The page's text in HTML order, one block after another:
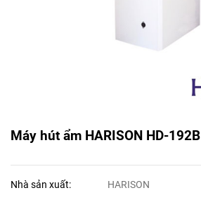
Máy hút ẩm HARISON HD-192B
Nhà sản xuất: HARISON